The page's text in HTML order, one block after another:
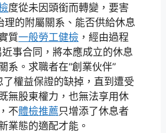
度從未因頭銜而轉變，要害
理的附屬關系、能否供給休息
質一般勞工健檢 ，經由過程
近事合同，將本應成立的休息
系。求職者在“創業伙伴”
權益保證的缺掉，直到遭受
無股東權力，也無法享用休
不體檢推薦只增添了休息者
業態的適配才能。